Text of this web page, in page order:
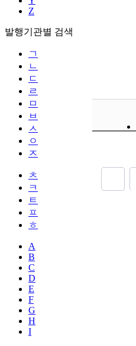
Z
발행기관별 검색
ㄱ
ㄴ
ㄷ
ㄹ
ㅁ
ㅂ
ㅅ
ㅇ
ㅈ
ㅊ
ㅋ
ㅌ
ㅍ
ㅎ
A
B
C
D
E
F
G
H
I